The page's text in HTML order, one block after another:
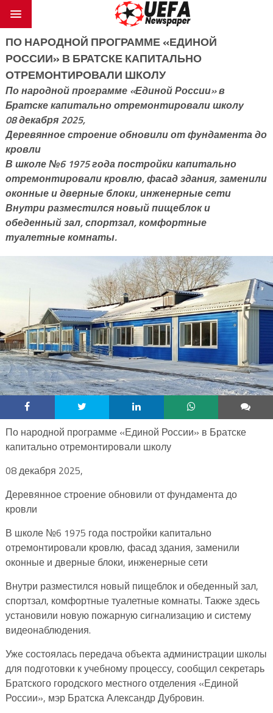
ПО НАРОДНОЙ ПРОГРАММЕ «ЕДИНОЙ
РОССИИ» В БРАТСКЕ КАПИТАЛЬНО
ОТРЕМОНТИРОВАЛИ ШКОЛУ
По народной программе «Единой России» в
Братске капитально отремонтировали школу
08 декабря 2025,
Деревянное строение обновили от фундамента до
кровли
В школе №6 1975 года постройки капитально
отремонтировали кровлю, фасад здания, заменили
оконные и дверные блоки, инженерные сети
Внутри разместился новый пищеблок и
обеденный зал, спортзал, комфортные
туалетные комнаты.
По народной программе «Единой России» в Братске
капитально отремонтировали школу
08 декабря 2025,
Деревянное строение обновили от фундамента до
кровли
В школе №6 1975 года постройки капитально
отремонтировали кровлю, фасад здания, заменили
оконные и дверные блоки, инженерные сети
Внутри разместился новый пищеблок и обеденный зал,
спортзал, комфортные туалетные комнаты. Также здесь
установили новую пожарную сигнализацию и систему
видеонаблюдения.
Уже состоялась передача объекта администрации школы
для подготовки к учебному процессу, сообщил секретарь
Братского городского местного отделения «Единой
России», мэр Братска Александр Дубровин.